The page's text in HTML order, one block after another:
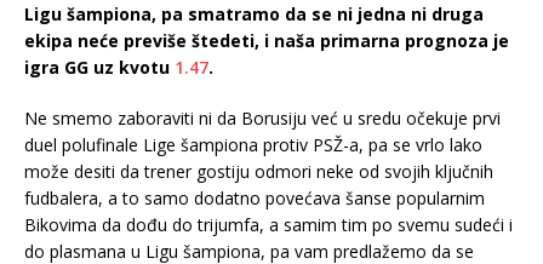
Ligu šampiona, pa smatramo da se ni jedna ni druga
ekipa neće previše štedeti, i naša primarna prognoza je
igra GG uz kvotu 1.47.
Ne smemo zaboraviti ni da Borusiju već u sredu očekuje prvi
duel polufinale Lige šampiona protiv PSŽ-a, pa se vrlo lako
može desiti da trener gostiju odmori neke od svojih ključnih
fudbalera, a to samo dodatno povećava šanse popularnim
Bikovima da dođu do trijumfa, a samim tim po svemu sudeći i
do plasmana u Ligu šampiona, pa vam predlažemo da se